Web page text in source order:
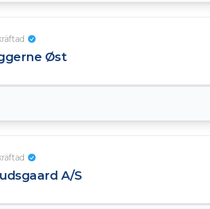
Øst
A/S